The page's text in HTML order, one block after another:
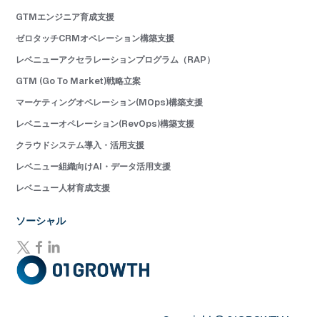
GTMエンジニア育成支援
ゼロタッチCRMオペレーション構築支援
レベニューアクセラレーションプログラム（RAP）
GTM (Go To Market)戦略立案
マーケティングオペレーション(MOps)構築支援
レベニューオペレーション(RevOps)構築支援
クラウドシステム導入・活用支援
レベニュー組織向けAI・データ活用支援
レベニュー人材育成支援
ソーシャル